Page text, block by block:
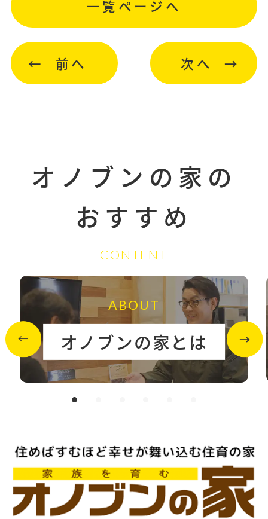
前へ
一覧ページへ
次へ
オノブンの家の
おすすめ
CONTENT
ABOUT
オノブンの家とは